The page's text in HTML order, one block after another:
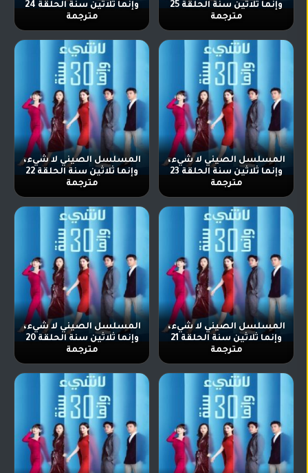
وإنما ثلاثين سنة الحلقة 25
مترجمة
وإنما ثلاثين سنة الحلقة 24
مترجمة
المسلسل الصيني لا شيء،
وإنما ثلاثين سنة الحلقة 23
مترجمة
المسلسل الصيني لا شيء،
وإنما ثلاثين سنة الحلقة 22
مترجمة
المسلسل الصيني لا شيء،
وإنما ثلاثين سنة الحلقة 21
مترجمة
المسلسل الصيني لا شيء،
وإنما ثلاثين سنة الحلقة 20
مترجمة